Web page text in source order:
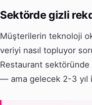
Sektörde gizli
Müşterilerin teknoloji
veriyi nasıl topluyor
Restaurant sektöründe
— ama gelecek 2-3 yıl